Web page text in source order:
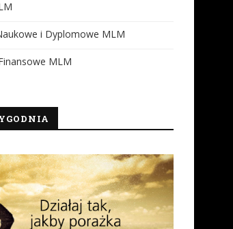
i Dyplomowe MLM
MLM